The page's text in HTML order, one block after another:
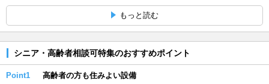
もっと読む
シニア・高齢者相談可特集のおすすめポイント
Point1 高齢者の方も住みよい設備